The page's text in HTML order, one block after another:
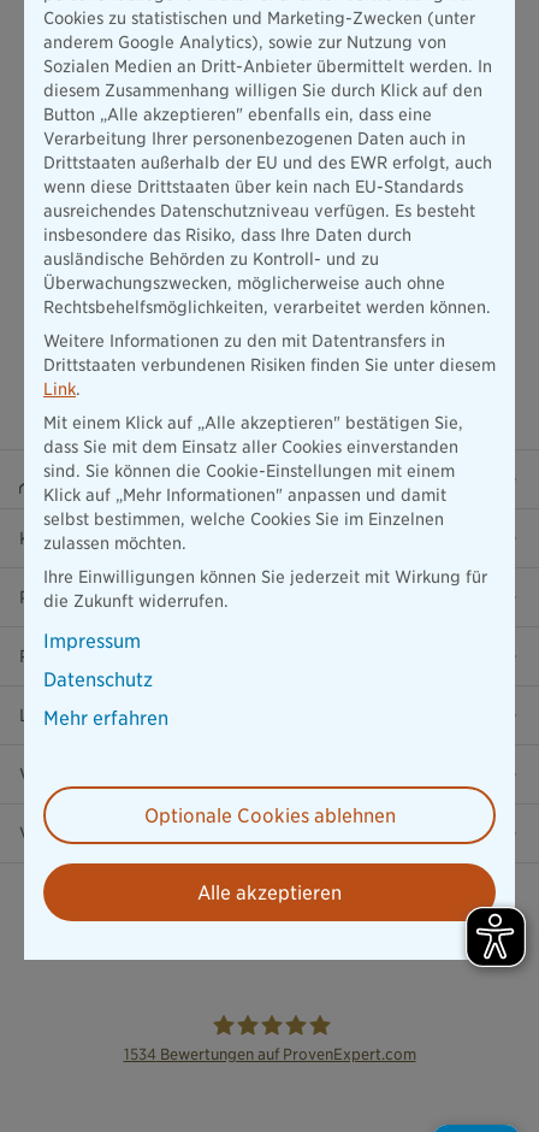
festgelegt. Hierin definiert sind Aspekte wie der
Geltungsbereich des Versicherungsschutzes, der genaue
Umfang der versprochenen Leistungen, die Laufzeit und
Dauer des abgeschlossenen Vertrags sowie Details zur
Kündigung und zu den jeweiligen Rechten und Pflichten der
Vertragspartner.
Beraterportal
Karriere
Presse
Ratgeber
Lob & Kritik
Versicherung in der Nähe
Vertrag widerrufen
1534 Bewertungen auf ProvenExpert.com
Cookies zu statistischen und Marketing-Zwecken (unter
anderem Google Analytics), sowie zur Nutzung von
Sozialen Medien an Dritt-Anbieter übermittelt werden. In
diesem Zusammenhang willigen Sie durch Klick auf den
Button „Alle akzeptieren" ebenfalls ein, dass eine
Verarbeitung Ihrer personenbezogenen Daten auch in
Drittstaaten außerhalb der EU und des EWR erfolgt, auch
wenn diese Drittstaaten über kein nach EU-Standards
ausreichendes Datenschutzniveau verfügen. Es besteht
insbesondere das Risiko, dass Ihre Daten durch
ausländische Behörden zu Kontroll- und zu
Überwachungszwecken, möglicherweise auch ohne
Rechtsbehelfsmöglichkeiten, verarbeitet werden können.
Weitere Informationen zu den mit Datentransfers in
Drittstaaten verbundenen Risiken finden Sie unter diesem
Link.
Mit einem Klick auf „Alle akzeptieren" bestätigen Sie,
dass Sie mit dem Einsatz aller Cookies einverstanden
sind. Sie können die Cookie-Einstellungen mit einem
Klick auf „Mehr Informationen" anpassen und damit
selbst bestimmen, welche Cookies Sie im Einzelnen
zulassen möchten.
Ihre Einwilligungen können Sie jederzeit mit Wirkung für
die Zukunft widerrufen.
Impressum
Datenschutz
Mehr erfahren
Optionale Cookies ablehnen
Alle akzeptieren